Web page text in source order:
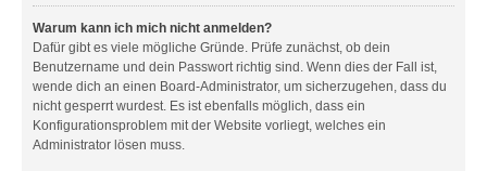
Warum kann ich mich nicht anmelden?
Dafür gibt es viele mögliche Gründe. Prüfe zunächst, ob dein
Benutzername und dein Passwort richtig sind. Wenn dies der Fall ist,
wende dich an einen Board-Administrator, um sicherzugehen, dass du
nicht gesperrt wurdest. Es ist ebenfalls möglich, dass ein
Konfigurationsproblem mit der Website vorliegt, welches ein
Administrator lösen muss.